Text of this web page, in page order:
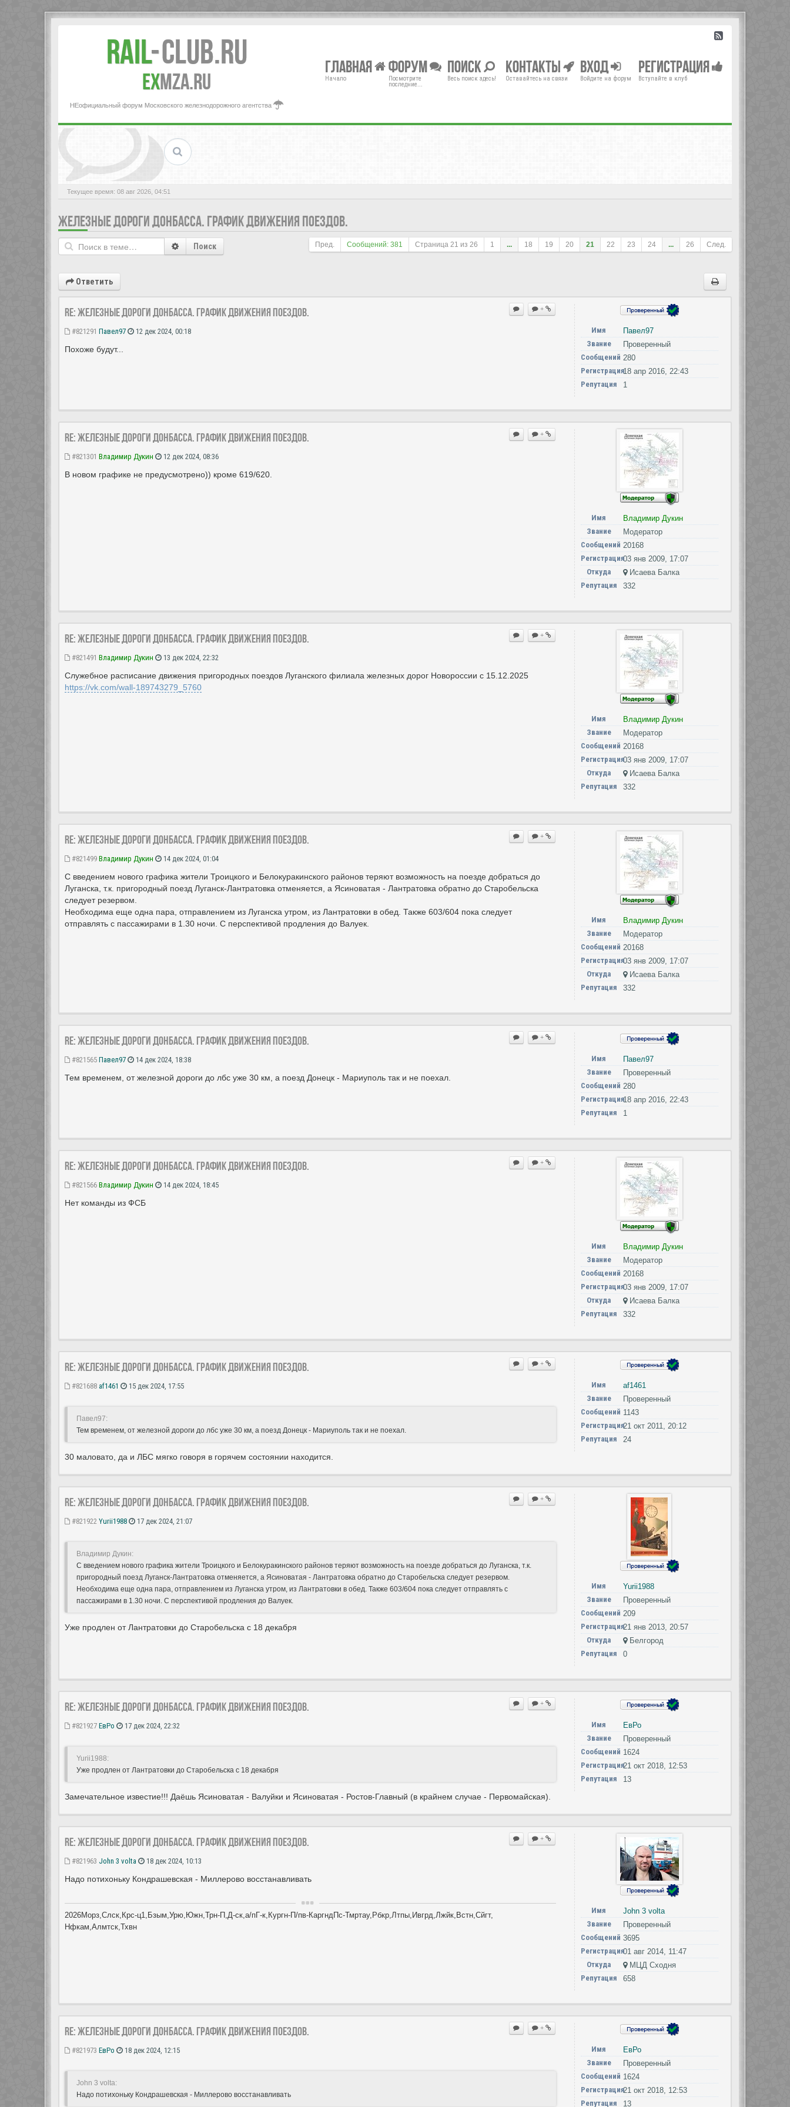
Rail-Club.RU
exMZA.RU
НЕофициальный форум Московского железнодорожного агентства
Главная
Начало
Форум
Посмотрите
последние...
Поиск
Весь поиск здесь!
Контакты
Оставайтесь на связи
Вход
Войдите на форум
Регистрация
Вступайте в клуб
Текущее время: 08 авг 2026, 04:51
ЖЕЛЕЗНЫЕ ДОРОГИ ДОНБАССА. ГРАФИК ДВИЖЕНИЯ ПОЕЗДОВ.
Пред. Сообщений: 381 Страница 21 из 26 1 ... 18 19 20 21 22 23 24 ... 26 След.
Поиск
Ответить
+
Re: Железные дороги Донбасса. График движения поездов.
#821291 Павел97 12 дек 2024, 00:18
Похоже будут...
Имя
Павел97
Звание
Проверенный
Сообщений 280
Регистрация18 апр 2016, 22:43
Репутация
1
+
Re: Железные дороги Донбасса. График движения поездов.
#821301 Владимир Дукин 12 дек 2024, 08:36
В новом графике не предусмотрено)) кроме 619/620.
Имя
Владимир Дукин
Звание
Модератор
Сообщений 20168
Регистрация03 янв 2009, 17:07
Откуда
Исаева Балка
Репутация
332
+
Re: Железные дороги Донбасса. График движения поездов.
#821491 Владимир Дукин 13 дек 2024, 22:32
Служебное расписание движения пригородных поездов Луганского филиала железных дорог Новороссии с 15.12.2025
https://vk.com/wall-189743279_5760
Имя
Владимир Дукин
Звание
Модератор
Сообщений 20168
Регистрация03 янв 2009, 17:07
Откуда
Исаева Балка
Репутация
332
+
Re: Железные дороги Донбасса. График движения поездов.
#821499 Владимир Дукин 14 дек 2024, 01:04
С введением нового графика жители Троицкого и Белокуракинского районов теряют возможность на поезде добраться до
Луганска, т.к. пригородный поезд Луганск-Лантратовка отменяется, а Ясиноватая - Лантратовка обратно до Старобельска
следует резервом.
Необходима еще одна пара, отправлением из Луганска утром, из Лантратовки в обед. Также 603/604 пока следует
отправлять с пассажирами в 1.30 ночи. С перспективой продления до Валуек.
Имя
Владимир Дукин
Звание
Модератор
Сообщений 20168
Регистрация03 янв 2009, 17:07
Откуда
Исаева Балка
Репутация
332
+
Re: Железные дороги Донбасса. График движения поездов.
#821565 Павел97 14 дек 2024, 18:38
Тем временем, от железной дороги до лбс уже 30 км, а поезд Донецк - Мариуполь так и не поехал.
Имя
Павел97
Звание
Проверенный
Сообщений 280
Регистрация18 апр 2016, 22:43
Репутация
1
+
Re: Железные дороги Донбасса. График движения поездов.
#821566 Владимир Дукин 14 дек 2024, 18:45
Нет команды из ФСБ
Имя
Владимир Дукин
Звание
Модератор
Сообщений 20168
Регистрация03 янв 2009, 17:07
Откуда
Исаева Балка
Репутация
332
+
Re: Железные дороги Донбасса. График движения поездов.
#821688 af1461 15 дек 2024, 17:55
Павел97:
Тем временем, от железной дороги до лбс уже 30 км, а поезд Донецк - Мариуполь так и не поехал.
30 маловато, да и ЛБС мягко говоря в горячем состоянии находится.
Имя
af1461
Звание
Проверенный
Сообщений 1143
Регистрация21 окт 2011, 20:12
Репутация
24
+
Re: Железные дороги Донбасса. График движения поездов.
#821922 Yurii1988 17 дек 2024, 21:07
Владимир Дукин:
С введением нового графика жители Троицкого и Белокуракинского районов теряют возможность на поезде добраться до Луганска, т.к.
пригородный поезд Луганск-Лантратовка отменяется, а Ясиноватая - Лантратовка обратно до Старобельска следует резервом.
Необходима еще одна пара, отправлением из Луганска утром, из Лантратовки в обед. Также 603/604 пока следует отправлять с
пассажирами в 1.30 ночи. С перспективой продления до Валуек.
Уже продлен от Лантратовки до Старобельска с 18 декабря
Имя
Yurii1988
Звание
Проверенный
Сообщений 209
Регистрация21 янв 2013, 20:57
Откуда
Белгород
Репутация
0
+
Re: Железные дороги Донбасса. График движения поездов.
#821927 ЕвРо 17 дек 2024, 22:32
Yurii1988:
Уже продлен от Лантратовки до Старобельска с 18 декабря
Замечательное известие!!! Даёшь Ясиноватая - Валуйки и Ясиноватая - Ростов-Главный (в крайнем случае - Первомайская).
Имя
ЕвРо
Звание
Проверенный
Сообщений 1624
Регистрация21 окт 2018, 12:53
Репутация
13
+
Re: Железные дороги Донбасса. График движения поездов.
#821963 John 3 volta 18 дек 2024, 10:13
Надо потихоньку Кондрашевская - Миллерово восстанавливать
2026Морз,Слск,Крс-ц1,Бзым,Урю,Южн,Трн-П,Д-ск,а/пГ-к,Кургн-П/пв-КаргндПс-Тмртау,Рбкр,Лтпы,Ивгрд,Лжйк,Встн,Сйгт,
Нфкам,Алмтск,Тхвн
Имя
John 3 volta
Звание
Проверенный
Сообщений 3695
Регистрация01 авг 2014, 11:47
Откуда
МЦД Сходня
Репутация
658
+
Re: Железные дороги Донбасса. График движения поездов.
#821973 ЕвРо 18 дек 2024, 12:15
John 3 volta:
Надо потихоньку Кондрашевская - Миллерово восстанавливать
Имя
ЕвРо
Звание
Проверенный
Сообщений 1624
Регистрация21 окт 2018, 12:53
Репутация
13